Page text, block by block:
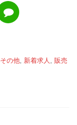
その他 新着求人
販売